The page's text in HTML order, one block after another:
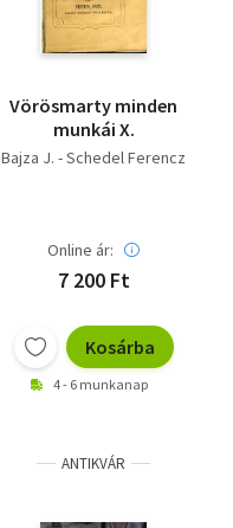
Vörösmarty minden
munkái X.
Bajza J. - Schedel Ferencz
Online ár:
7 200 Ft
Kosárba
4 - 6 munkanap
ANTIKVÁR